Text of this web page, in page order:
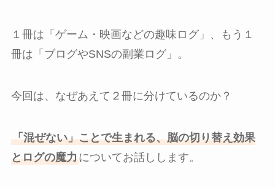
１冊は「ゲーム・映画などの趣味ログ」、もう１
冊は「ブログやSNSの副業ログ」。
今回は、なぜあえて２冊に分けているのか？
「混ぜない」ことで生まれる、脳の切り替え効果
とログの魔力についてお話しします。